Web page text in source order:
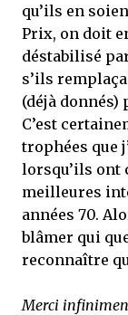
qu’ils en
Prix, on doit
déstabilisé
s’ils
(déjà donnés)
C’est
trophées que
lorsqu’ils ont
meilleures
années 70.
blâmer qui
reconnaître
Merci